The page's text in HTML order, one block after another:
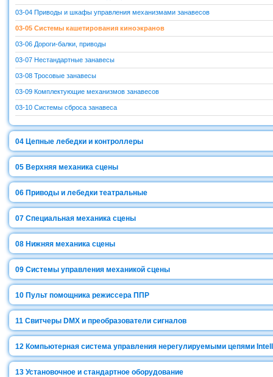
03-04 Приводы и шкафы управления механизмами занавесов
03-05 Системы кашетирования киноэкранов
03-06 Дороги-балки, приводы
03-07 Нестандартные занавесы
03-08 Тросовые занавесы
03-09 Комплектующие механизмов занавесов
03-10 Системы сброса занавеса
04 Цепные лебедки и контроллеры
05 Верхняя механика сцены
06 Приводы и лебедки театральные
07 Специальная механика сцены
08 Нижняя механика сцены
09 Системы управления механикой сцены
10 Пульт помощника режиссера ППР
11 Свитчеры DMX и преобразователи сигналов
12 Компьютерная система управления нерегулируемыми цепями
13 Установочное и стандартное оборудование